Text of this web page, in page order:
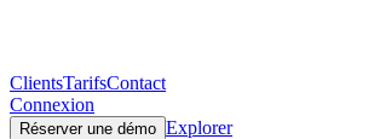
ClientsTarifsContact
Connexion
Réserver une démo Explorer